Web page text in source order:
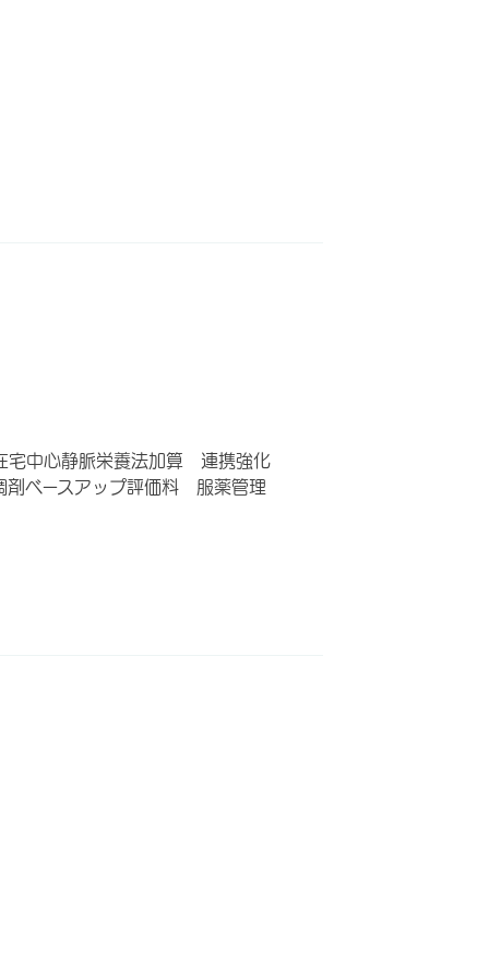
中心静脈栄養法加算 連携強化
ベースアップ評価料 服薬管理